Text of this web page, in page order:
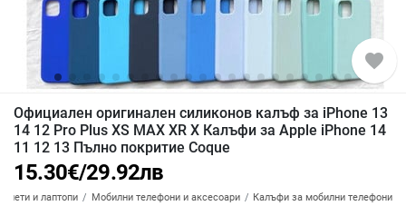
favorite
Официален оригинален силиконов калъф за iPhone 13
14 12 Pro Plus XS MAX XR X Калъфи за Apple iPhone 14
11 12 13 Пълно покритие Coque
15.30€/29.92лв
и лаптопи Мобилни телефони и аксесоари Калъфи за мобилни телефони